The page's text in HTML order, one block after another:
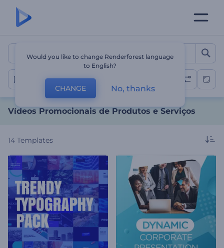
Vídeos Promocionais de
Promoção de Produtos ou Serviços
Vídeos Promocionais de Produtos e Serviços
14 Templates
Would you like to change Renderforest language
to English?
CHANGE No, thanks